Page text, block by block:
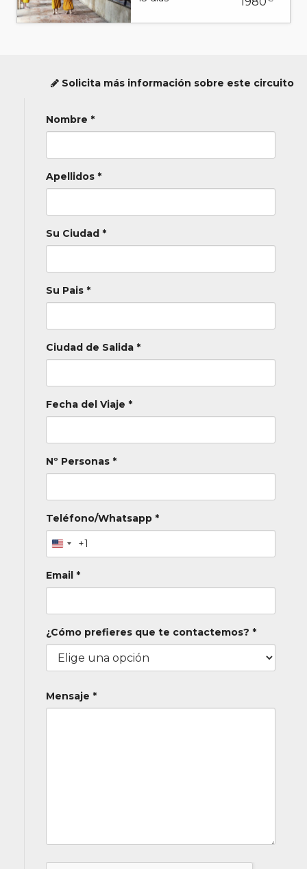
Solicita más información sobre este circuito
Nombre *
Apellidos *
Su Ciudad *
Su Pais *
Ciudad de Salida *
Fecha del Viaje *
Nº Personas *
Teléfono/Whatsapp *
+1
Email *
¿Cómo prefieres que te contactemos? *
Mensaje *